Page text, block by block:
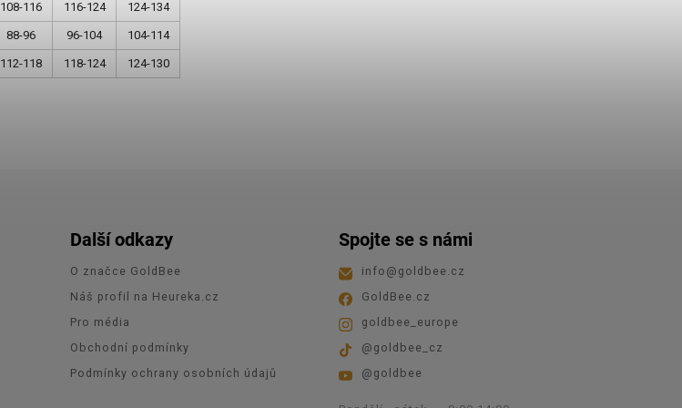
108-116 116-124 124-134
88-96 96-104 104-114
112-118 118-124 124-130
Další odkazy
O značce GoldBee
Náš profil na Heureka.cz
Pro média
Obchodní podmínky
Podmínky ochrany osobních údajů
Spojte se s námi
info @ goldbee.cz
GoldBee.cz
goldbee_europe
@goldbee_cz
@goldbee